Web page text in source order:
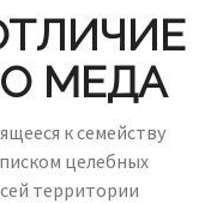
МЕДА
к семейству
целебных
территории